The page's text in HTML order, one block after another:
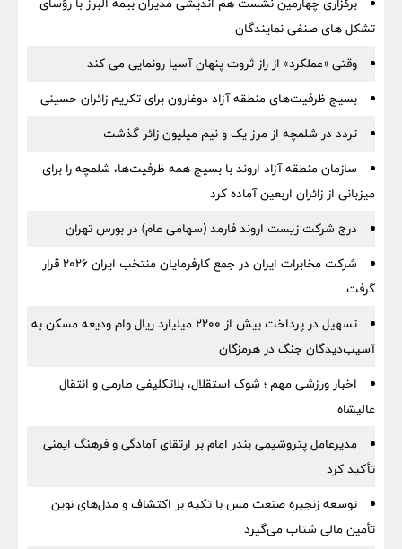
تشکل های صنفی نمایندگان
وقتی «عملکرد» از راز ثروت پنهان آسیا رونمایی می کند
بسیج ظرفیت‌های منطقه آزاد دوغارون برای تکریم زائران حسینی
تردد در شلمچه از مرز یک و نیم میلیون زائر گذشت
سازمان منطقه آزاد اروند با بسیج همه ظرفیت‌ها، شلمچه را برای
میزبانی از زائران اربعین آماده کرد
درج شرکت زیست اروند فارمد (سهامی عام) در بورس تهران
شرکت مخابرات ایران در جمع کارفرمایان منتخب ایران ۲۰۲۶ قرار
گرفت
تسهیل در پرداخت بیش از ۲۲۰۰ میلیارد ریال وام ودیعه مسکن به
آسیب‌دیدگان جنگ در هرمزگان
اخبار ورزشی مهم ؛ شوک استقلال، بلاتکلیفی طارمی و انتقال
عالیشاه
مدیرعامل پتروشیمی بندر امام بر ارتقای آمادگی و فرهنگ ایمنی
تأکید کرد
توسعه زنجیره صنعت مس با تکیه بر اکتشاف و مدل‌های نوین
تأمین مالی شتاب می‌گیرد